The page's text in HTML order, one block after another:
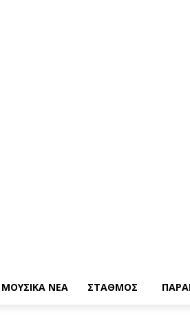
ΜΟΥΣΙΚΑ ΝΕΑ ΣΤΑΘΜΟΣ